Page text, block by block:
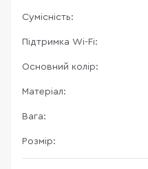
Сумісність:
Підтримка Wi-Fi:
Основний колір:
Матеріал:
Вага:
Розмір: